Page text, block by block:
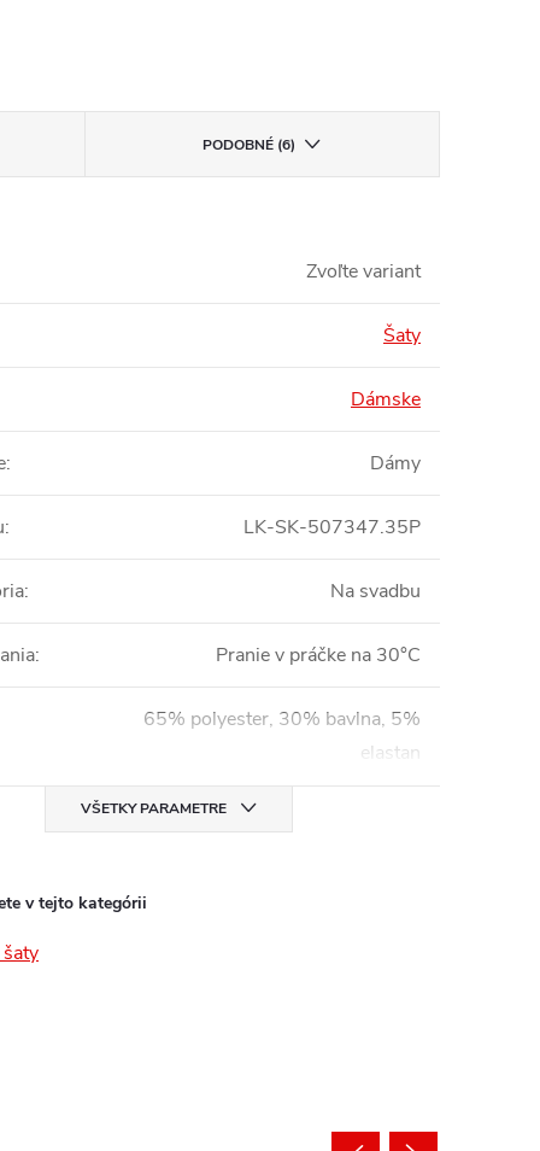
PODOBNÉ (6)
Zvoľte variant
Šaty
Dámske
: Dámy
: LK-SK-507347.35P
: Na svadbu
: Pranie v práčke na 30°C
65% polyester, 30% bavlna, 5%
elastan
VŠETKY PARAMETRE
v tejto kategórii